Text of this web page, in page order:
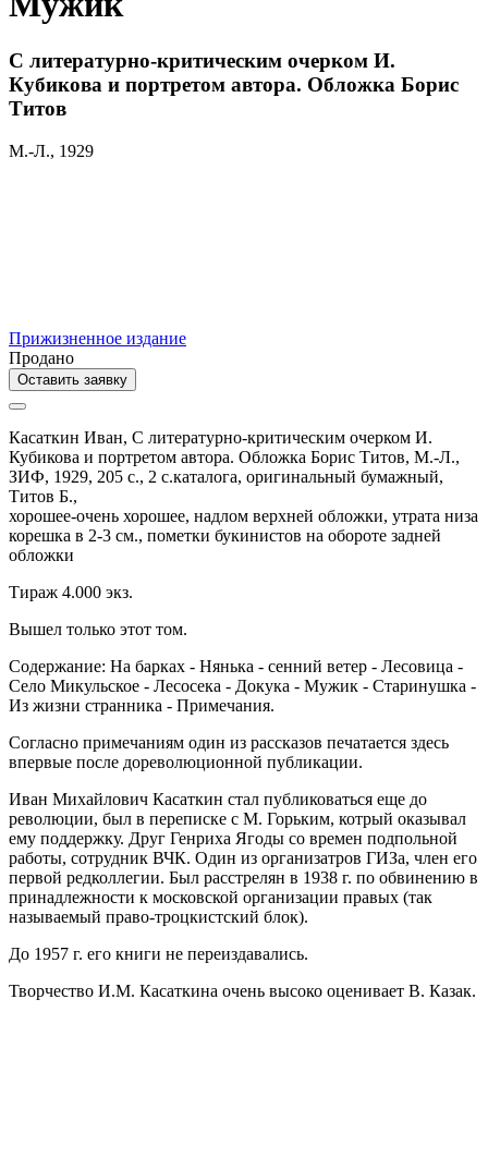
С литературно-критическим очерком И.
Кубикова и портретом автора. Обложка Борис
Титов
М.-Л., 1929
Прижизненное издание
Продано
Оставить заявку
Касаткин Иван, С литературно-критическим очерком И.
Кубикова и портретом автора. Обложка Борис Титов, М.-Л.,
ЗИФ, 1929, 205 с., 2 с.каталога, оригинальный бумажный,
Титов Б.,
хорошее-очень хорошее, надлом верхней обложки, утрата низа
корешка в 2-3 см., пометки букинистов на обороте задней
обложки
Тираж 4.000 экз.
Вышел только этот том.
Содержание: На барках - Нянька - сенний ветер - Лесовица -
Село Микульское - Лесосека - Докука - Мужик - Старинушка -
Из жизни странника - Примечания.
Согласно примечаниям один из рассказов печатается здесь
впервые после дореволюционной публикации.
Иван Михайлович Касаткин стал публиковаться еще до
революции, был в переписке с М. Горьким, котрый оказывал
ему поддержку. Друг Генриха Ягоды со времен подпольной
работы, сотрудник ВЧК. Один из организатров ГИЗа, член его
первой редколлегии. Был расстрелян в 1938 г. по обвинению в
принадлежности к московской организации правых (так
называемый право-троцкистский блок).
До 1957 г. его книги не переиздавались.
Творчество И.М. Касаткина очень высоко оценивает В. Казак.